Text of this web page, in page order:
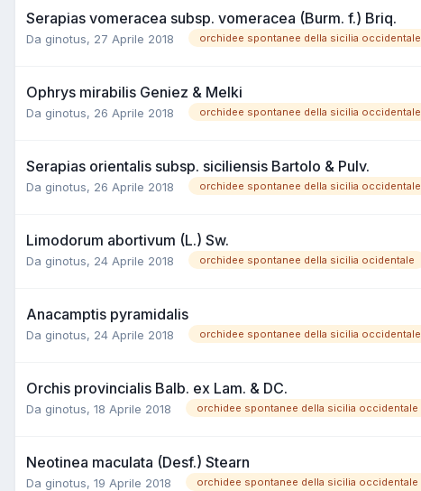
Serapias vomeracea subsp. vomeracea (Burm. f.) Briq.
Da ginotus, 27 Aprile 2018 orchidee spontanee della sicilia occidentale
Ophrys mirabilis Geniez & Melki
Da ginotus, 26 Aprile 2018 orchidee spontanee della sicilia occidentale
Serapias orientalis subsp. siciliensis Bartolo & Pulv.
Da ginotus, 26 Aprile 2018 orchidee spontanee della sicilia occidentale
Limodorum abortivum (L.) Sw.
Da ginotus, 24 Aprile 2018 orchidee spontanee della sicilia ocidentale
Anacamptis pyramidalis
Da ginotus, 24 Aprile 2018 orchidee spontanee della sicilia occidentale
Orchis provincialis Balb. ex Lam. & DC.
Da ginotus, 18 Aprile 2018 orchidee spontanee della sicilia occidentale
Neotinea maculata (Desf.) Stearn
Da ginotus, 19 Aprile 2018 orchidee spontanee della sicilia occidentale